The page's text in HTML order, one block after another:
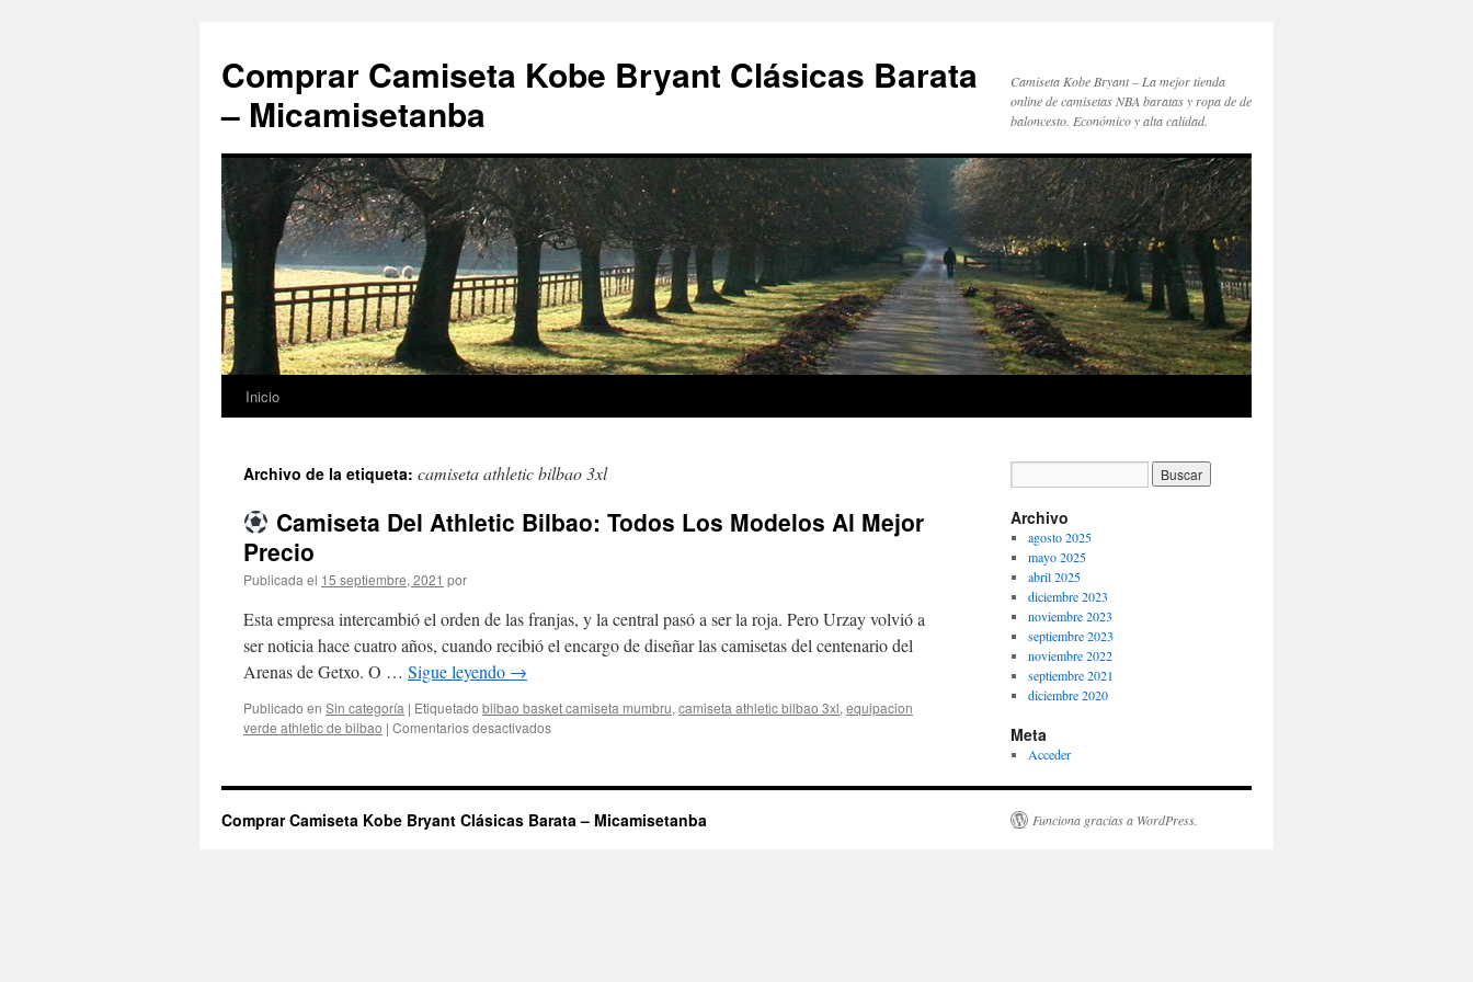
Comprar Camiseta Kobe Bryant Clásicas Barata
– Micamisetanba
Camiseta Kobe Bryant – La mejor tienda
online de camisetas NBA baratas y ropa de de
baloncesto. Económico y alta calidad.
Saltar
contenido
Inicio
Archivo de la etiqueta: camiseta athletic bilbao 3xl
Camiseta Del Athletic Bilbao: Todos Los Modelos Al Mejor
Precio
Publicada el 15 septiembre, 2021 por
Esta empresa intercambió el orden de las franjas, y la central pasó a ser la roja. Pero Urzay volvió a
ser noticia hace cuatro años, cuando recibió el encargo de diseñar las camisetas del centenario del
Arenas de Getxo. O … Sigue leyendo →
Publicado en Sin categoría | Etiquetado bilbao basket camiseta mumbru, camiseta athletic bilbao 3xl, equipacion
verde athletic de bilbao | Comentarios desactivadosen
Del
Bilbao:
Archivo
agosto 2025
mayo 2025
abril 2025
diciembre 2023
noviembre 2023
septiembre 2023
noviembre 2022
septiembre 2021
diciembre 2020
Meta
Acceder
Comprar Camiseta Kobe Bryant Clásicas Barata – Micamisetanba Funciona gracias a WordPress.